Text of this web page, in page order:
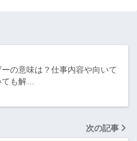
の意味は？仕事内容や向いて
ても解…
次の記事